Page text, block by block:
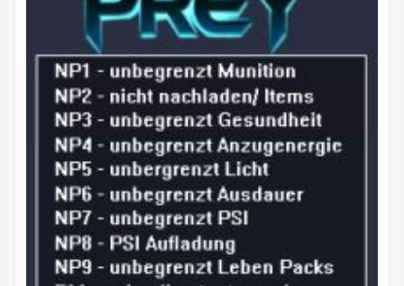
времени, убийство с одного удара.